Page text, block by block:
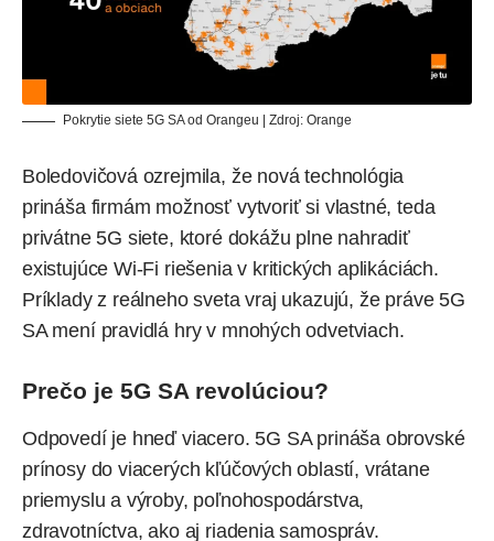
Pokrytie siete 5G SA od Orangeu | Zdroj: Orange
Boledovičová ozrejmila, že nová technológia
prináša firmám možnosť vytvoriť si vlastné, teda
privátne 5G siete, ktoré dokážu plne nahradiť
existujúce Wi-Fi riešenia v kritických aplikáciách.
Príklady z reálneho sveta vraj ukazujú, že práve 5G
SA mení pravidlá hry v mnohých odvetviach.
Prečo je 5G SA revolúciou?
Odpovedí je hneď viacero. 5G SA prináša obrovské
prínosy do viacerých kľúčových oblastí, vrátane
priemyslu a výroby, poľnohospodárstva,
zdravotníctva, ako aj riadenia samospráv.